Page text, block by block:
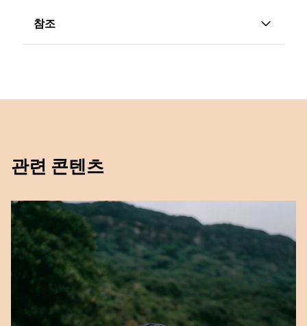
참조
수와 비교. 영양소, 9권, no. 9, 2017.
관련 콘텐츠